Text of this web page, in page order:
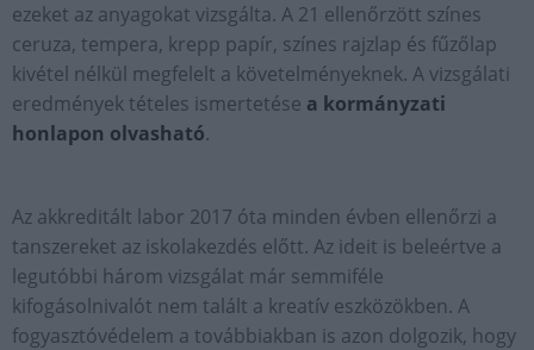
ezeket az anyagokat vizsgálta. A 21 ellenőrzött színes
ceruza, tempera, krepp papír, színes rajzlap és fűzőlap
kivétel nélkül megfelelt a követelményeknek. A vizsgálati
eredmények tételes ismertetése a kormányzati
honlapon olvasható.
Az akkreditált labor 2017 óta minden évben ellenőrzi a
tanszereket az iskolakezdés előtt. Az ideit is beleértve a
legutóbbi három vizsgálat már semmiféle
kifogásolnivalót nem talált a kreatív eszközökben. A
fogyasztóvédelem a továbbiakban is azon dolgozik, hogy